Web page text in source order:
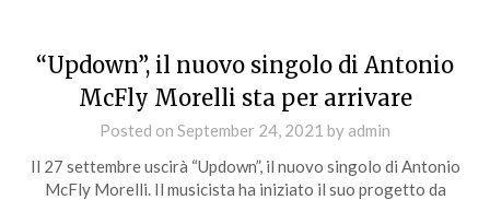
“Updown”, il nuovo singolo di Antonio
McFly Morelli sta per arrivare
Posted on September 24, 2021 by admin
Il 27 settembre uscirà “Updown”, il nuovo singolo di Antonio
McFly Morelli. Il musicista ha iniziato il suo progetto da